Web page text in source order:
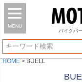
MENU
バイク パ
HOME BUELL